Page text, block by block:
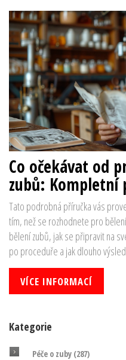
Co očekávat od
zubů: Kompletní
Tato podrobná příručka vás
tím, než se rozhodnete pro
bělení zubů, jak se připravit na
po proceduře a jak dlouho
pečlivě připravíte a správně
výsledky byly co nejlepší a nejdelší.
VÍCE INFORMACÍ
Kategorie
Péče o zuby (287)